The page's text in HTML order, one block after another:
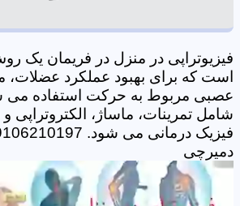
فیزیوتراپی در منزل در فریمان یک
است که برای بهبود عملکرد
عصبی مربوط به حرکت استفاده می
شامل تمرینات، ماساژ، الکتروتراپی و
دمیرچی